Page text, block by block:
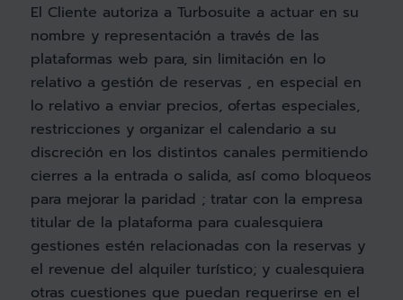
El Cliente autoriza a Turbosuite a actuar en su
nombre y representación a través de las
plataformas web para, sin limitación en lo
relativo a gestión de reservas , en especial en
lo relativo a enviar precios, ofertas especiales,
restricciones y organizar el calendario a su
discreción en los distintos canales permitiendo
cierres a la entrada o salida, así como bloqueos
para mejorar la paridad ; tratar con la empresa
titular de la plataforma para cualesquiera
gestiones estén relacionadas con la reservas y
el revenue del alquiler turístico; y cualesquiera
otras cuestiones que puedan requerirse en el